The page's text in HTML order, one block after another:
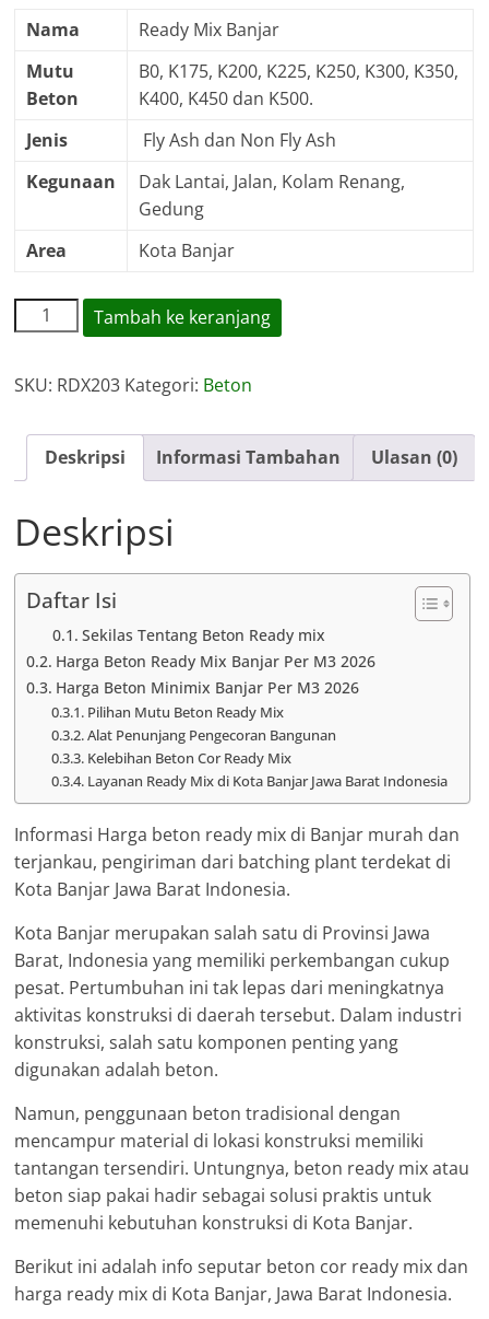
Nama
Ready Mix Banjar
Mutu
Beton
B0, K175, K200, K225, K250, K300, K350,
K400, K450 dan K500.
Jenis
Fly Ash dan Non Fly Ash
Kegunaan
Dak Lantai, Jalan, Kolam Renang,
Gedung
Area
Kota Banjar
Kuantitas
Harga
Mix
Tambah ke keranjang
SKU: RDX203 Kategori: Beton
Deskripsi Informasi Tambahan Ulasan (0)
Deskripsi
Daftar Isi
Sekilas Tentang Beton Ready mix
Harga Beton Ready Mix Banjar Per M3 2026
Harga Beton Minimix Banjar Per M3 2026
Pilihan Mutu Beton Ready Mix
Alat Penunjang Pengecoran Bangunan
Kelebihan Beton Cor Ready Mix
Layanan Ready Mix di Kota Banjar Jawa Barat Indonesia
Informasi Harga beton ready mix di Banjar murah dan
terjankau, pengiriman dari batching plant terdekat di
Kota Banjar Jawa Barat Indonesia.
Kota Banjar merupakan salah satu di Provinsi Jawa
Barat, Indonesia yang memiliki perkembangan cukup
pesat. Pertumbuhan ini tak lepas dari meningkatnya
aktivitas konstruksi di daerah tersebut. Dalam industri
konstruksi, salah satu komponen penting yang
digunakan adalah beton.
Namun, penggunaan beton tradisional dengan
mencampur material di lokasi konstruksi memiliki
tantangan tersendiri. Untungnya, beton ready mix atau
beton siap pakai hadir sebagai solusi praktis untuk
memenuhi kebutuhan konstruksi di Kota Banjar.
Berikut ini adalah info seputar beton cor ready mix dan
harga ready mix di Kota Banjar, Jawa Barat Indonesia.